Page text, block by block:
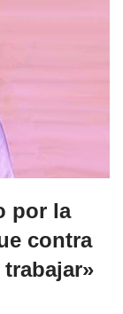
por la
contra